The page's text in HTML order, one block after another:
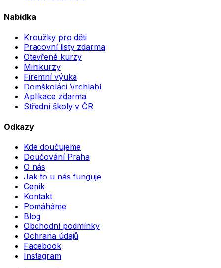
Nabídka
Kroužky pro děti
Pracovní listy zdarma
Otevřené kurzy
Minikurzy
Firemní výuka
Domškoláci Vrchlabí
Aplikace zdarma
Střední školy v ČR
Odkazy
Kde doučujeme
Doučování Praha
O nás
Jak to u nás funguje
Ceník
Kontakt
Pomáháme
Blog
Obchodní podmínky
Ochrana údajů
Facebook
Instagram